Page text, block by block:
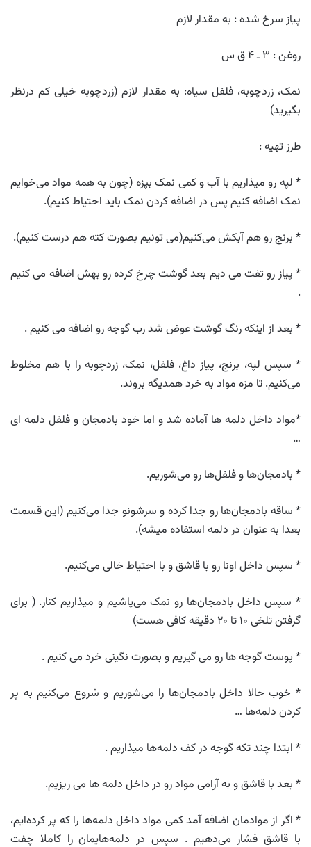
پیاز سرخ شده : به مقدار لازم
روغن : ۳ ـ ۴ ق س
نمک، زردچوبه، فلفل سیاه: به مقدار لازم (زردچوبه خیلی کم درنظر
بگیرید)
طرز تهیه :
* لپه رو میذاریم با آب و کمی نمک بپزه (چون به همه مواد می‌خوایم
نمک اضافه کنیم پس در اضافه کردن نمک باید احتیاط کنیم).
* برنج رو هم آبکش می‌کنیم(می تونیم بصورت کته هم درست کنیم).
* پیاز رو تفت می دیم بعد گوشت چرخ کرده رو بهش اضافه می کنیم
.
* بعد از اینکه رنگ گوشت عوض شد رب گوجه رو اضافه می کنیم .
* سپس لپه، برنج، پیاز داغ، فلفل، نمک، زردچوبه را با هم مخلوط
می‌کنیم. تا مزه مواد به خرد همدیگه بروند.
*مواد داخل دلمه ها آماده شد و اما خود بادمجان و فلفل دلمه ای
…
* بادمجان‌ها و فلفل‌ها رو می‌شوریم.
* ساقه بادمجان‌ها رو جدا کرده و سرشونو جدا می‌کنیم (این قسمت
بعدا به عنوان در دلمه استفاده میشه).
* سپس داخل اونا رو با قاشق و با احتیاط خالی می‌کنیم.
* سپس داخل بادمجان‌ها رو نمک می‌پاشیم و میذاریم کنار. ( برای
گرفتن تلخی ۱۰ تا ۲۰ دقیقه کافی هست)
* پوست گوجه ها رو می گیریم و بصورت نگینی خرد می کنیم .
* خوب حالا داخل بادمجان‌ها را می‌شوریم و شروع می‌کنیم به پر
کردن دلمه‌ها …
* ابتدا چند تکه گوجه در کف دلمه‌ها میذاریم .
* بعد با قاشق و به آرامی مواد رو در داخل دلمه ها می ریزیم.
* اگر از موادمان اضافه آمد کمی مواد داخل دلمه‌ها را که پر کرده‌ایم،
با قاشق فشار می‌دهیم . سپس در دلمه‌هایمان را کاملا چفت